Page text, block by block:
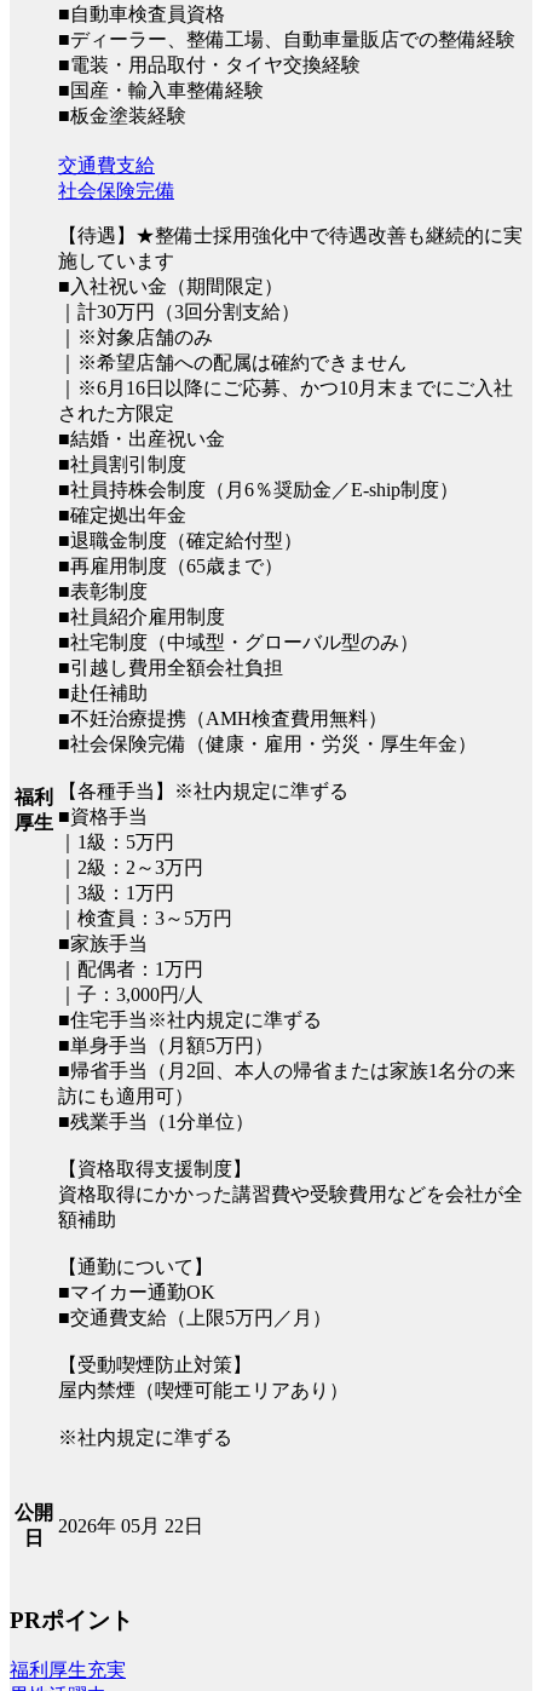
■自動車検査員資格
■ディーラー、整備工場、自動車量販店での整備経験
■電装・用品取付・タイヤ交換経験
■国産・輸入車整備経験
■板金塗装経験
福利
厚生
交通費支給
社会保険完備
【待遇】★整備士採用強化中で待遇改善も継続的に実
施しています
■入社祝い金（期間限定）
｜計30万円（3回分割支給）
｜※対象店舗のみ
｜※希望店舗への配属は確約できません
｜※6月16日以降にご応募、かつ10月末までにご入社
された方限定
■結婚・出産祝い金
■社員割引制度
■社員持株会制度（月6％奨励金／E-ship制度）
■確定拠出年金
■退職金制度（確定給付型）
■再雇用制度（65歳まで）
■表彰制度
■社員紹介雇用制度
■社宅制度（中域型・グローバル型のみ）
■引越し費用全額会社負担
■赴任補助
■不妊治療提携（AMH検査費用無料）
■社会保険完備（健康・雇用・労災・厚生年金）
【各種手当】※社内規定に準ずる
■資格手当
｜1級：5万円
｜2級：2～3万円
｜3級：1万円
｜検査員：3～5万円
■家族手当
｜配偶者：1万円
｜子：3,000円/人
■住宅手当※社内規定に準ずる
■単身手当（月額5万円）
■帰省手当（月2回、本人の帰省または家族1名分の来
訪にも適用可）
■残業手当（1分単位）
【資格取得支援制度】
資格取得にかかった講習費や受験費用などを会社が全
額補助
【通勤について】
■マイカー通勤OK
■交通費支給（上限5万円／月）
【受動喫煙防止対策】
屋内禁煙（喫煙可能エリアあり）
※社内規定に準ずる
公開
日
2026年 05月 22日
PRポイント
福利厚生充実